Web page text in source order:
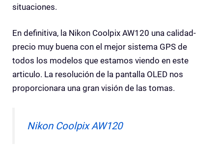
situaciones.
En definitiva, la Nikon Coolpix AW120 una calidad-
precio muy buena con el mejor sistema GPS de
todos los modelos que estamos viendo en este
articulo. La resolución de la pantalla OLED nos
proporcionara una gran visión de las tomas.
Nikon Coolpix AW120